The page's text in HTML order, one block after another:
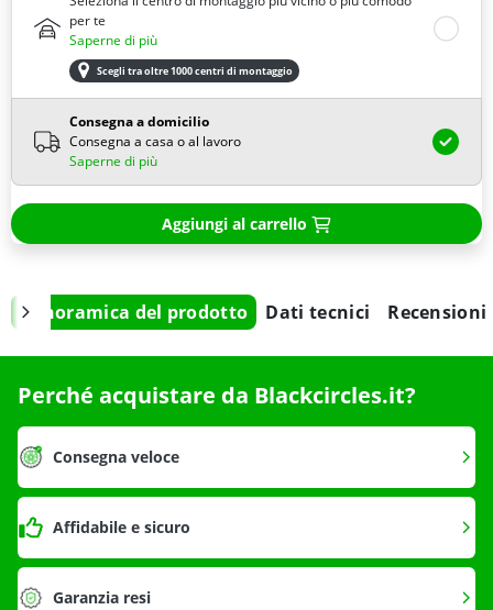
per te
Saperne di più
Scegli tra oltre 1000 centri di montaggio
Consegna a domicilio
Consegna a casa o al lavoro
Saperne di più
Aggiungi al carrello
Panoramica del prodotto Dati tecnici Recensioni
Perché acquistare da Blackcircles.it?
Consegna veloce
Affidabile e sicuro
Garanzia resi